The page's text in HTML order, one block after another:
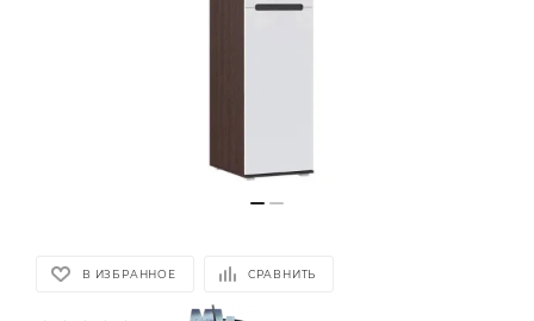
В ИЗБРАННОЕ СРАВНИТЬ